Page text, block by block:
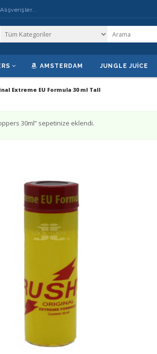
AMSTERDAM JUNGLE JUICE
Extreme EU Formula 30 ml Tall
30ml” sepetinize eklendi.